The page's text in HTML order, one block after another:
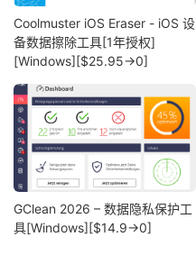
Coolmuster iOS Eraser - iOS 设
备数据擦除工具[1年授权]
[Windows][$25.95→0]
GClean 2026 – 数据隐私保护工
具[Windows][$14.9→0]